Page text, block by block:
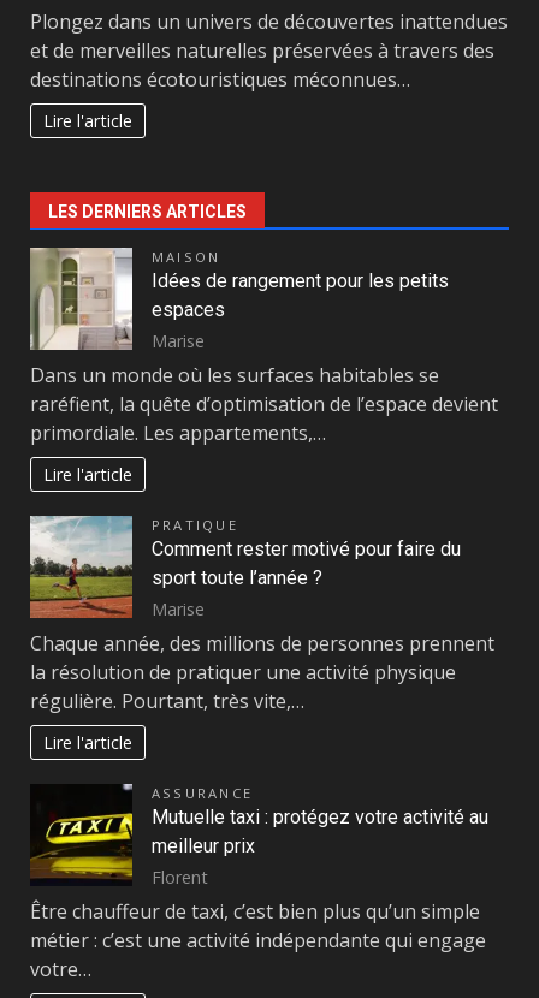
Plongez dans un univers de découvertes inattendues
et de merveilles naturelles préservées à travers des
destinations écotouristiques méconnues…
Lire l'article
LES DERNIERS ARTICLES
MAISON
Idées de rangement pour les petits
espaces
Marise
Dans un monde où les surfaces habitables se
raréfient, la quête d’optimisation de l’espace devient
primordiale. Les appartements,…
Lire l'article
PRATIQUE
Comment rester motivé pour faire du
sport toute l’année ?
Marise
Chaque année, des millions de personnes prennent
la résolution de pratiquer une activité physique
régulière. Pourtant, très vite,…
Lire l'article
ASSURANCE
Mutuelle taxi : protégez votre activité au
meilleur prix
Florent
Être chauffeur de taxi, c’est bien plus qu’un simple
métier : c’est une activité indépendante qui engage
votre…